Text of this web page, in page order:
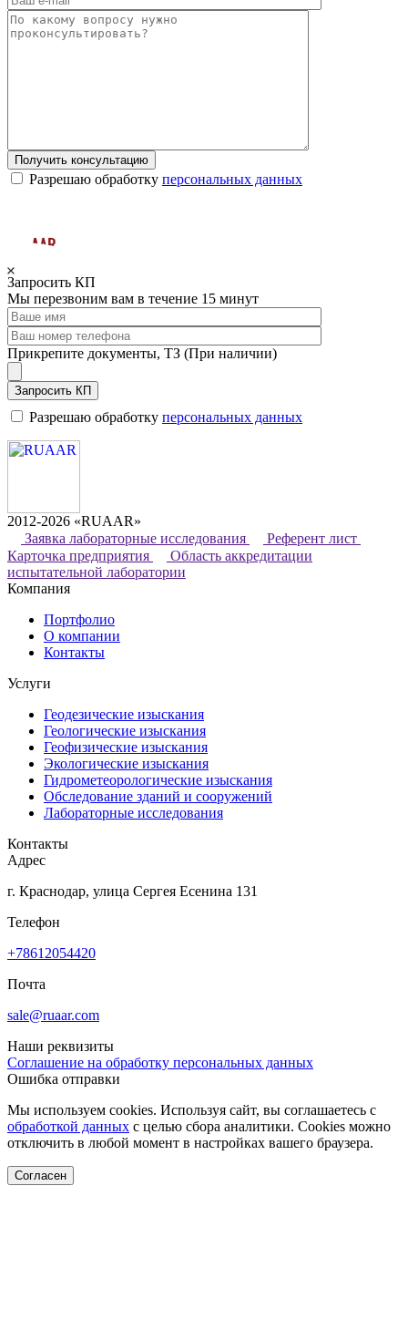
Получить консультацию
Разрешаю обработку персональных данных
Запросить КП
Мы перезвоним вам в течение 15 минут
Прикрепите документы, ТЗ (При наличии)
Запросить КП
Разрешаю обработку персональных данных
2012-2026 «RUAAR»
Заявка лабораторные исследования
Референт лист
Карточка предприятия
Область аккредитации
испытательной лаборатории
Компания
Портфолио
О компании
Контакты
Услуги
Геодезические изыскания
Геологические изыскания
Геофизические изыскания
Экологические изыскания
Гидрометеорологические изыскания
Обследование зданий и сооружений
Лабораторные исследования
Контакты
Адрес
г. Краснодар, улица Сергея Есенина 131
Телефон
+78612054420
Почта
sale@ruaar.com
Наши реквизиты
Соглашение на обработку персональных данных
Ошибка отправки
Мы используем cookies. Используя сайт, вы соглашаетесь с
обработкой данных с целью сбора аналитики. Cookies можно
отключить в любой момент в настройках вашего браузера.
Согласен